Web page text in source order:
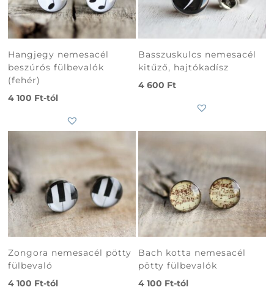
Hangjegy nemesacél
beszúrós fülbevalók
(fehér)
4 100 Ft-tól
Basszuskulcs nemesacél
kitűző, hajtókadísz
4 600 Ft
Zongora nemesacél pötty
fülbevaló
4 100 Ft-tól
Bach kotta nemesacél
pötty fülbevalók
4 100 Ft-tól